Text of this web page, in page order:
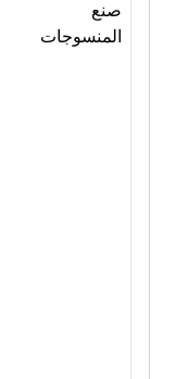
صنع
المنسوجات